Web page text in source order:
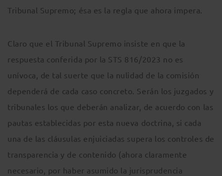
Tribunal Supremo; ésa es la regla que ahora impera.
Claro que el Tribunal Supremo insiste en que la
respuesta conferida por la STS 816/2023 no es
unívoca, de tal suerte que la nulidad de la comisión
dependerá de cada caso concreto. Serán los juzgados y
tribunales los que deberán analizar, de acuerdo con las
pautas establecidas por esta nueva doctrina, si cada
una de las cláusulas enjuiciadas supera los controles de
transparencia y de contenido (ahora claramente
necesario, por haber asumido la jurisprudencia